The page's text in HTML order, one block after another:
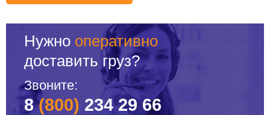
Нужно оперативно
доставить груз?
Звоните:
8(800) 234 29 66